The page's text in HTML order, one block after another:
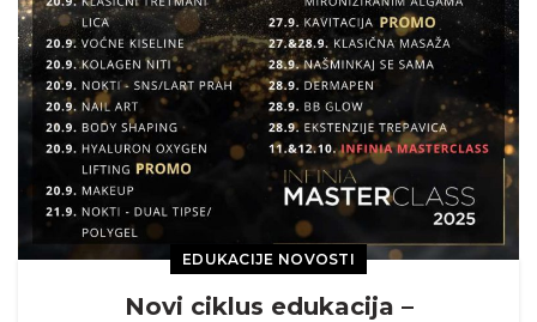
EDUKACIJE NOVOSTI
Novi ciklus edukacija –